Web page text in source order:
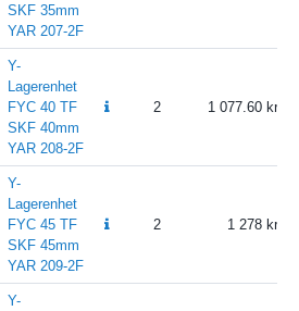
SKF 35mm
YAR 207-2F
Y-
Lagerenhet
FYC 40 TF
SKF 40mm
YAR 208-2F
2 1 077.60
Y-
Lagerenhet
FYC 45 TF
SKF 45mm
YAR 209-2F
2 1 278
Y-